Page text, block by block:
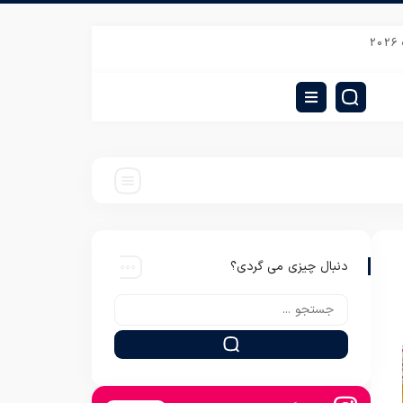
فروش عمده پتو دونفره خارجی شب نما
دنبال چیزی می گردی؟